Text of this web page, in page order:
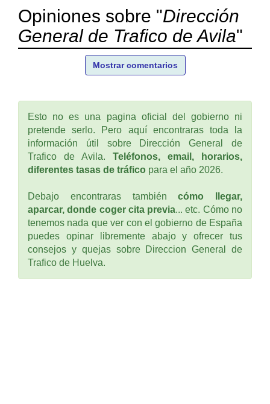
Opiniones sobre "Dirección
General de Trafico de Avila"
Mostrar comentarios
Esto no es una pagina oficial del gobierno ni
pretende serlo. Pero aquí encontraras toda la
información útil sobre Dirección General de
Trafico de Avila. Teléfonos, email, horarios,
diferentes tasas de tráfico para el año 2026.
Debajo encontraras tambiéncómo llegar,
aparcar, donde coger cita previa... etc. Cómo no
tenemos nada que ver con el gobierno de España
puedes opinar libremente abajo y ofrecer tus
consejos y quejas sobre Direccion General de
Trafico de Huelva.